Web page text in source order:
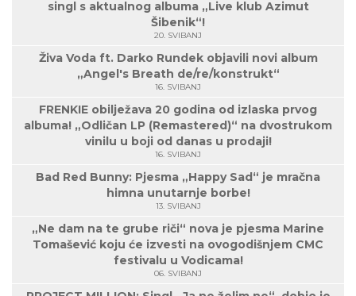
singl s aktualnog albuma „Live klub Azimut
Šibenik“!
20. SVIBANJ
Živa Voda ft. Darko Rundek objavili novi album
„Angel's Breath de/re/konstrukt“
16. SVIBANJ
FRENKIE obilježava 20 godina od izlaska prvog
albuma! „Odličan LP (Remastered)“ na dvostrukom
vinilu u boji od danas u prodaji!
16. SVIBANJ
Bad Red Bunny: Pjesma „Happy Sad“ je mračna
himna unutarnje borbe!
13. SVIBANJ
„Ne dam na te grube riči“ nova je pjesma Marine
Tomašević koju će izvesti na ovogodišnjem CMC
festivalu u Vodicama!
06. SVIBANJ